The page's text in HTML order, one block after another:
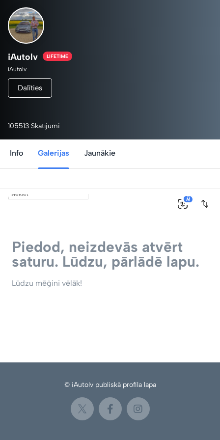
iAutolv LIFETIME
iAutolv
Dalīties
105513 Skatījumi
Info Galerijas Jaunākie
0
AI
Piedod, neizdevās atvērt
saturu. Lūdzu, pārlādē lapu.
Lūdzu mēģini vēlāk!
© iAutolv publiskā profila lapa